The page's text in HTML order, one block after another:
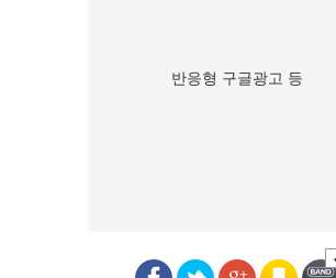
반응형 구글광고 등